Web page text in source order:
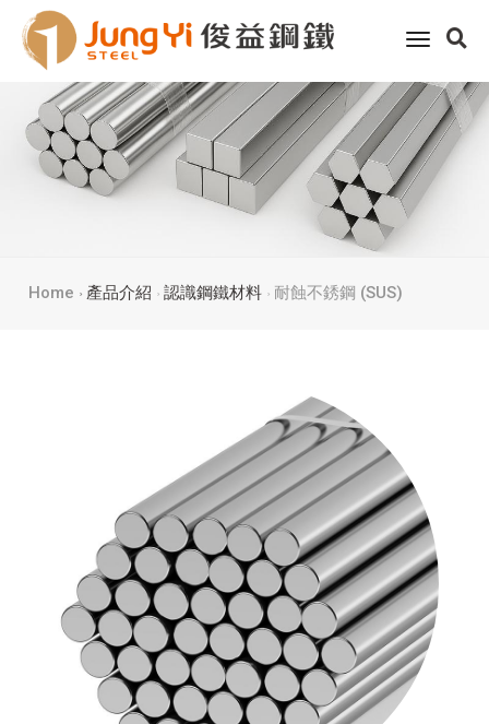
toggle
Home 產品介紹 認識鋼鐵材料 耐蝕不銹鋼 (SUS)